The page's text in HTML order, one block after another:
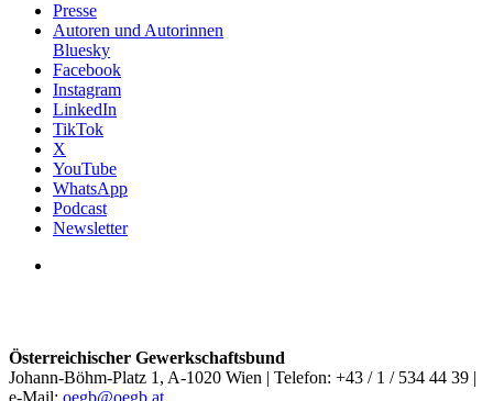
Presse
Autoren und Autorinnen
Bluesky
Facebook
Instagram
LinkedIn
TikTok
X
YouTube
WhatsApp
Podcast
Newsletter
Österreichischer Gewerkschaftsbund
Johann-Böhm-Platz 1, A-1020 Wien | Telefon: +43 / 1 / 534 44 39 |